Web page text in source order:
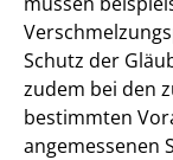
Schutz der
zudem bei den
bestimmten
angemessenen